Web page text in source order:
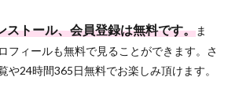
ストール、会員登録は無料です。ま
フィールも無料で見ることができます。さ
や24時間365日無料でお楽しみ頂けます。